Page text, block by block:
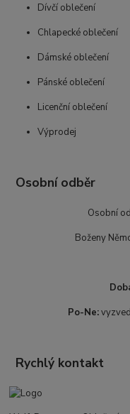
Dívčí oblečení
Chlapecké oblečení
Dámské oblečení
Pánské oblečení
Licenční oblečení
Výprodej
Osobní odběr
Osobní
Boženy
Po-Ne:
Rychlý kontakt